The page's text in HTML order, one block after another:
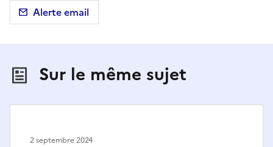
Alerte email
Sur le même sujet
2 septembre 2024